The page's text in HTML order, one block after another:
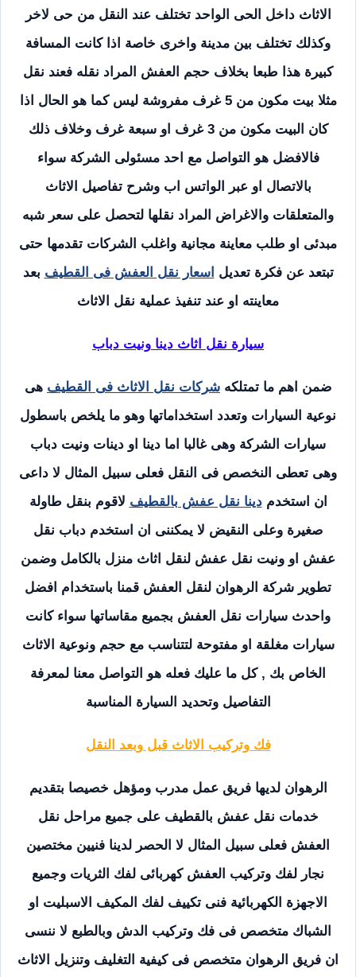
الاثاث داخل الحى الواحد تختلف عند النقل من حى لاخر
وكذلك تختلف بين مدينة واخرى خاصة اذا كانت المسافة
كبيرة هذا طبعا بخلاف حجم العفش المراد نقله فعند نقل
مثلا بيت مكون من 5 غرف مفروشة ليس كما هو الحال اذا
كان البيت مكون من 3 غرف او سبعة غرف وخلاف ذلك
فالافضل هو التواصل مع احد مسئولى الشركة سواء
بالاتصال او عبر الواتس اب وشرح تفاصيل الاثاث
والمتعلقات والاغراض المراد نقلها لتحصل على سعر شبه
مبدئى او طلب معاينة مجانية واغلب الشركات تقدمها حتى
تبتعد عن فكرة تعديل
اسعار نقل العفش فى القطيف بعد
معاينته او عند تنفيذ عملية نقل الاثاث
سيارة نقل اثاث دينا ونيت دباب
ضمن اهم ما تمتلكه شركات نقل الاثاث فى القطيف هى
نوعية السيارات وتعدد استخداماتها وهو ما يلخص باسطول
سيارات الشركة وهى غالبا اما دينا او دينات ونيت دباب
وهى تعطى النخصص فى النقل فعلى سبيل المثال لا داعى
ان استخدمدينا نقل عفش بالقطيف لاقوم بنقل طاولة
صغيرة وعلى النقيض لا يمكننى ان استخدم دباب نقل
عفش او ونيت نقل عفش لنقل اثاث منزل بالكامل وضمن
تطوير شركة الرهوان لنقل العفش قمنا باستخدام افضل
واحدث سيارات نقل العفش بجميع مقاساتها سواء كانت
سيارات مغلقة او مفتوحة لتتناسب مع حجم ونوعية الاثاث
الخاص بك , كل ما عليك فعله هو التواصل معنا لمعرفة
التفاصيل وتحديد السيارة المناسبة
فك وتركيب الاثاث قبل وبعد النقل
الرهوان لديها فريق عمل مدرب ومؤهل خصيصا بتقديم
خدمات نقل عفش بالقطيف على جميع مراحل نقل
العفش فعلى سبيل المثال لا الحصر لدينا فنيين مختصين
نجار لفك وتركيب العفش كهربائى لفك الثريات وجميع
الاجهزة الكهربائية فنى تكييف لفك المكيف الاسبليت او
الشباك متخصص فى فك وتركيب الدش وبالطبع لا ننسى
ان فريق الرهوان متخصص فى كيفية التغليف وتنزيل الاثاث